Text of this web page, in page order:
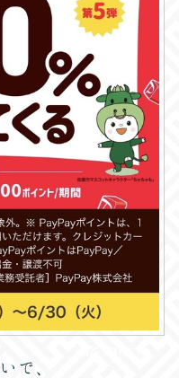
で、